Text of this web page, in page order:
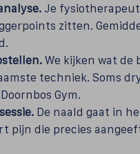
Je
zitten.
We kijken wat de
techniek. Soms
Gym.
De naald gaat in
pijn die precies